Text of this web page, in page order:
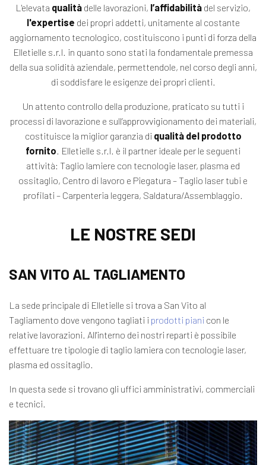
L'elevata qualità delle lavorazioni, l’affidabilità del servizio,
l'expertise dei propri addetti, unitamente al costante
aggiornamento tecnologico, costituiscono i punti di forza della
Elletielle s.r.l. in quanto sono stati la fondamentale premessa
della sua solidità aziendale, permettendole, nel corso degli anni,
di soddisfare le esigenze dei propri clienti.
Un attento controllo della produzione, praticato su tutti i
processi di lavorazione e sull’approvvigionamento dei materiali,
costituisce la miglior garanzia di qualità del prodotto
fornito. Elletielle s.r.l. è il partner ideale per le seguenti
attività: Taglio lamiere con tecnologie laser, plasma ed
ossitaglio, Centro di lavoro e Piegatura – Taglio laser tubi e
profilati – Carpenteria leggera, Saldatura/Assemblaggio.
LE NOSTRE SEDI
SAN VITO AL TAGLIAMENTO
La sede principale di Elletielle si trova a San Vito al
Tagliamento dove vengono tagliati i prodotti piani con le
relative lavorazioni. All'interno dei nostri reparti è possibile
effettuare tre tipologie di taglio lamiera con tecnologie laser,
plasma ed ossitaglio.
In questa sede si trovano gli uffici amministrativi, commerciali
e tecnici.